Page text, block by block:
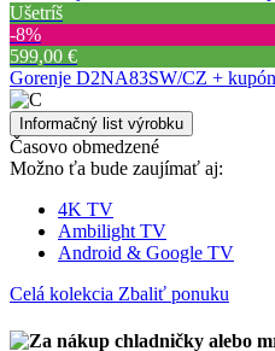
Ušetríš
‐8%
599,00 €
Gorenje D2NA83SW/CZ +
Informačný list výrobku
Časovo obmedzené
Možno ťa bude zaujímať aj:
4K TV
Ambilight TV
Android & Google TV
Celá kolekcia Zbaliť ponuku